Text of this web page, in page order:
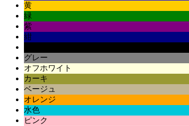
黄
緑
紫
紺
グレー
オフホワイト
カーキ
ベージュ
オレンジ
水色
ピンク